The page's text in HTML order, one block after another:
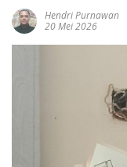
Hendri Purnawan
20 Mei 2026